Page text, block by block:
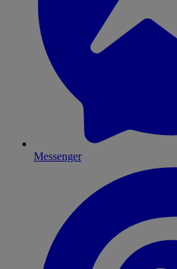
Messenger